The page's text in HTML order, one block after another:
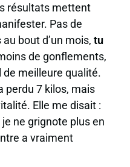
résultats mettent
Pas de
bout d’un mois, tu
de gonflements,
de meilleure qualité.
perdu 7 kilos, mais
Elle me disait :
ne grignote plus en
a vraiment